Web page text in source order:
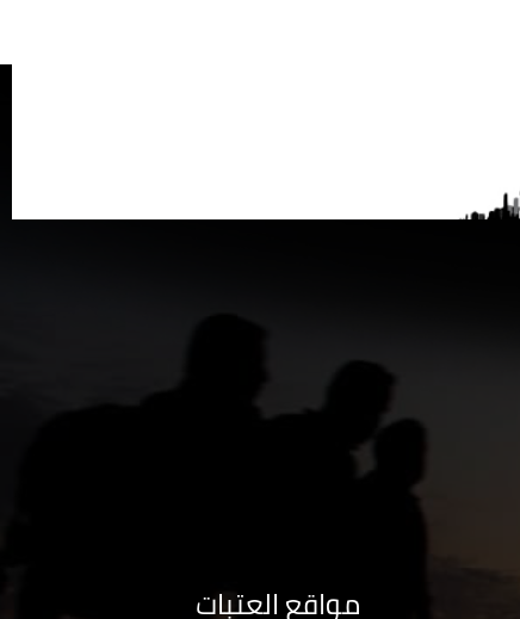
مواقع العتبات